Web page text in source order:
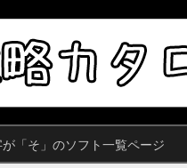
「そ」のソフト一覧ページ